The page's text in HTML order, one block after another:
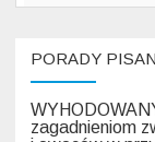
PORADY
zagadnieniom